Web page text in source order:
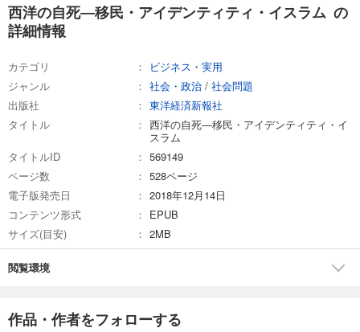
西洋の自死―移民・アイデンティティ・イスラム の
詳細情報
カテゴリ
ビジネス・実用
ジャンル
社会・政治 / 社会問題
出版社
東洋経済新報社
タイトル
西洋の自死―移民・アイデンティティ・イ
スラム
タイトルID
569149
ページ数
528ページ
電子版発売日
2018年12月14日
コンテンツ形式
EPUB
サイズ(目安)
2MB
閲覧環境
作品・作者をフォローする